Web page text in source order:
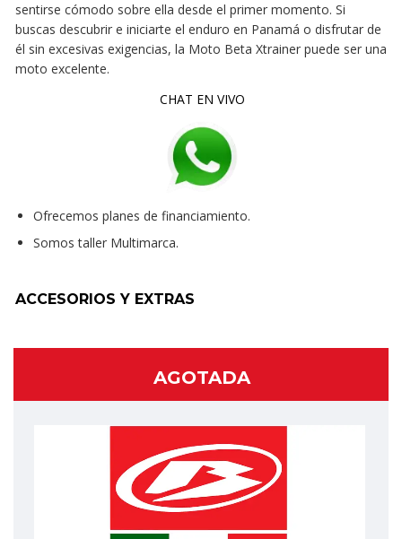
sentirse cómodo sobre ella desde el primer momento. Si
buscas descubrir e iniciarte el enduro en Panamá o disfrutar de
él sin excesivas exigencias, la Moto Beta Xtrainer puede ser una
moto excelente.
CHAT EN VIVO
Ofrecemos planes de financiamiento.
Somos taller Multimarca.
ACCESORIOS Y EXTRAS
AGOTADA